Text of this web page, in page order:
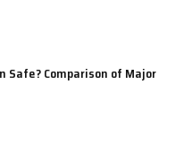
Safe? Comparison of Major